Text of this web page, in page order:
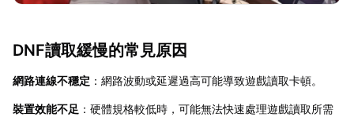
DNF讀取緩慢的常見原因
網路連線不穩定 ：網路波動或延遲過高可能導致遊戲讀取卡頓。
裝置效能不足 ：硬體規格較低時，可能無法快速處理遊戲讀取所需